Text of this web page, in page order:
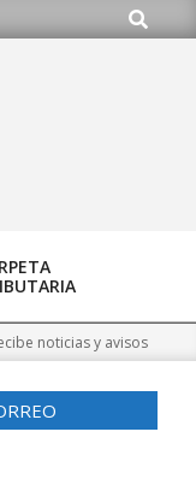
Buscar
noticias y avisos